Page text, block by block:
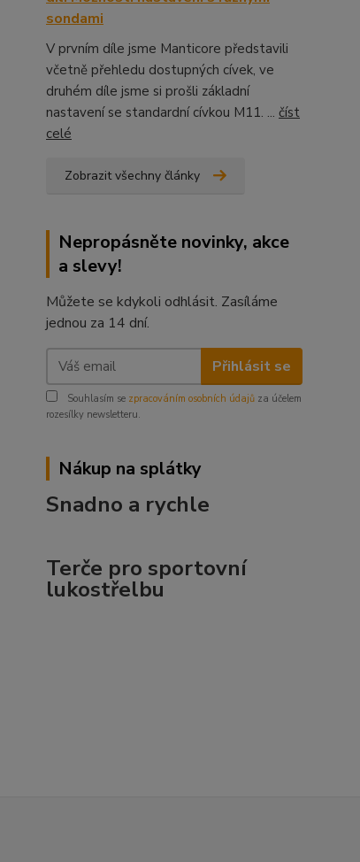
sondami
V prvním díle jsme Manticore představili
včetně přehledu dostupných cívek, ve
druhém díle jsme si prošli základní
nastavení se standardní cívkou M11. ... číst
celé
Zobrazit všechny články
Nepropásněte novinky, akce
a slevy!
Můžete se kdykoli odhlásit. Zasíláme
jednou za 14 dní.
Přihlásit se
Souhlasím se zpracováním osobních údajů za účelem
rozesílky newsletteru.
Nákup na splátky
Snadno a rychle
Terče pro sportovní
lukostřelbu